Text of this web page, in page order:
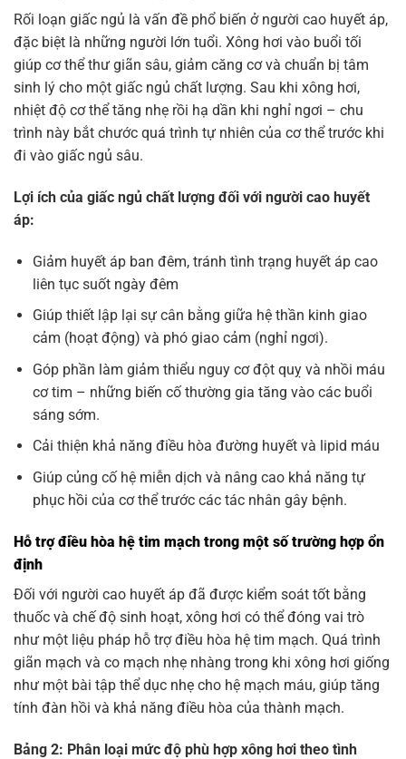
Rối loạn giấc ngủ là vấn đề phổ biến ở người cao huyết áp,
đặc biệt là những người lớn tuổi. Xông hơi vào buổi tối
giúp cơ thể thư giãn sâu, giảm căng cơ và chuẩn bị tâm
sinh lý cho một giấc ngủ chất lượng. Sau khi xông hơi,
nhiệt độ cơ thể tăng nhẹ rồi hạ dần khi nghỉ ngơi – chu
trình này bắt chước quá trình tự nhiên của cơ thể trước khi
đi vào giấc ngủ sâu.
Lợi ích của giấc ngủ chất lượng đối với người cao huyết
áp:
Giảm huyết áp ban đêm, tránh tình trạng huyết áp cao
liên tục suốt ngày đêm
Giúp thiết lập lại sự cân bằng giữa hệ thần kinh giao
cảm (hoạt động) và phó giao cảm (nghỉ ngơi).
Góp phần làm giảm thiểu nguy cơ đột quỵ và nhồi máu
cơ tim – những biến cố thường gia tăng vào các buổi
sáng sớm.
Cải thiện khả năng điều hòa đường huyết và lipid máu
Giúp củng cố hệ miễn dịch và nâng cao khả năng tự
phục hồi của cơ thể trước các tác nhân gây bệnh.
Hỗ trợ điều hòa hệ tim mạch trong một số trường hợp ổn
định
Đối với người cao huyết áp đã được kiểm soát tốt bằng
thuốc và chế độ sinh hoạt, xông hơi có thể đóng vai trò
như một liệu pháp hỗ trợ điều hòa hệ tim mạch. Quá trình
giãn mạch và co mạch nhẹ nhàng trong khi xông hơi giống
như một bài tập thể dục nhẹ cho hệ mạch máu, giúp tăng
tính đàn hồi và khả năng điều hòa của thành mạch.
Bảng 2: Phân loại mức độ phù hợp xông hơi theo tình